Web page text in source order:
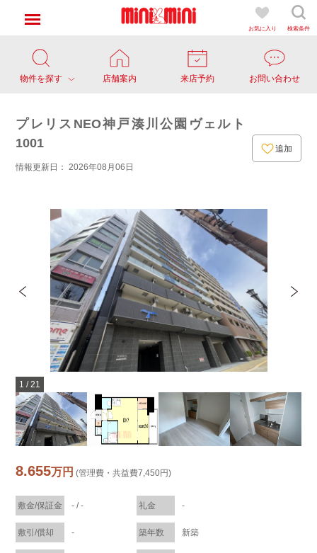
お気に入り 検索条件
物件を探す 店舗案内 来店予約 お問い合わせ
プレリスNEO神戸湊川公園ヴェルト
1001
情報更新日： 2026年08月06日
追加
1 /21
8.655万円 (管理費・共益費7,450円)
敷金/保証金 - / - 礼金 -
敷引/償却 - 築年数 新築